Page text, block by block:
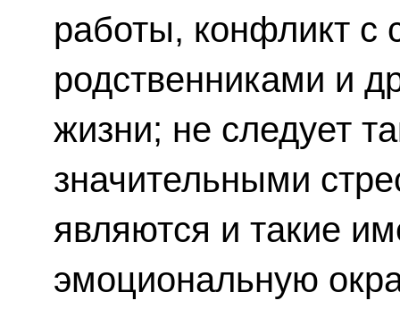
работы, конфликт с
родственниками и
жизни; не следует
значительными
являются и такие
эмоциональную